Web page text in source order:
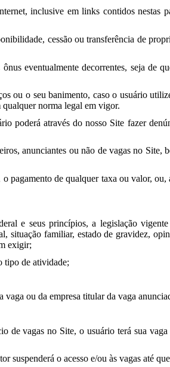
inclusive em links contidos nestas
cessão ou transferência de
eventualmente decorrentes, seja de
ou o seu banimento, caso o usuário
norma legal em vigor.
poderá através do nosso Site fazer
anunciantes ou não de vagas no Site,
de qualquer taxa ou valor, ou,
e seus princípios, a legislação
situação familiar, estado de gravidez,
exigir;
tipo de atividade;
ou da empresa titular da vaga
vagas no Site, o usuário terá sua
suspenderá o acesso e/ou às vagas até